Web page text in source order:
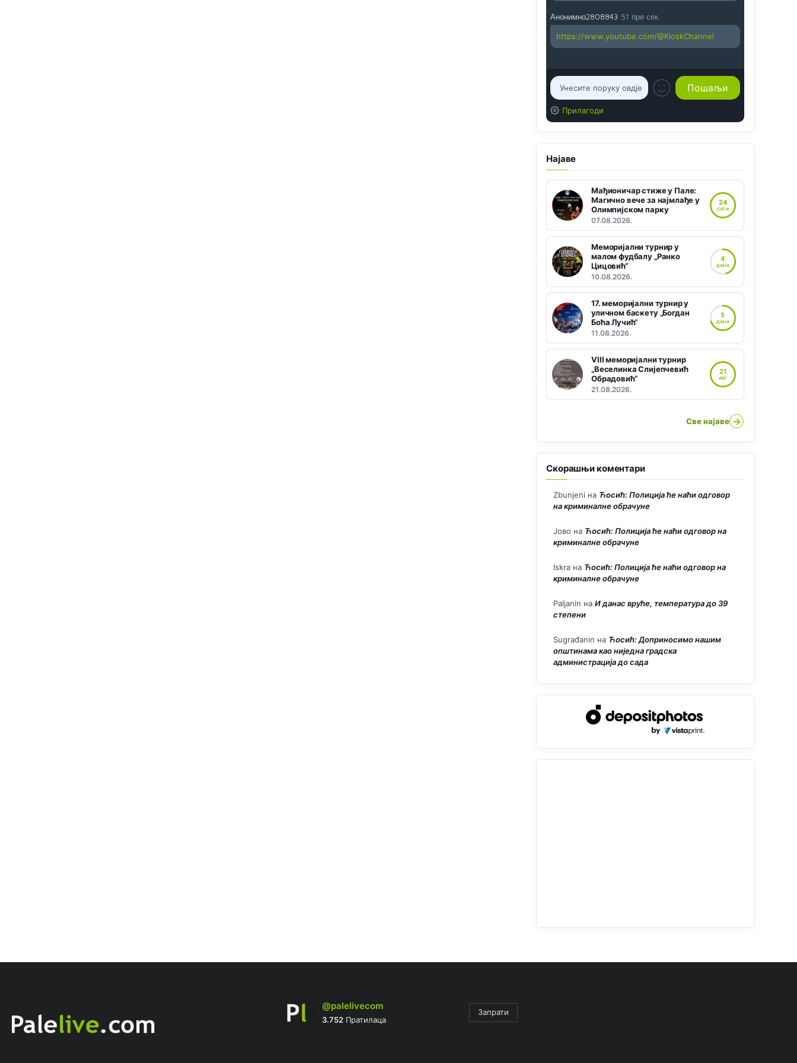
Анонимно2808843 51 пре сек.
https://www.youtube.com/@KioskChannel
Прилагоди
Најаве
Мађионичар стиже у Пале:
Магично вече за најмлађе у
Олимпијском парку
07.08.2026.
24
САТИ
Меморијални турнир у
малом фудбалу „Ранко
Цицовић“
10.08.2026.
4
ДАНА
17. меморијални турнир у
уличном баскету „Богдан
Боћа Лучић“
11.08.2026.
5
ДАНА
VIII меморијални турнир
„Веселинка Слијепчевић
Обрадовић“
21.08.2026.
21
АВГ
Све најаве →
Скорашњи коментари
Zbunjeni на Ћосић: Полиција ће наћи одговор
на криминалне обрачуне
Јово на Ћосић: Полиција ће наћи одговор на
криминалне обрачуне
Iskra на Ћосић: Полиција ће наћи одговор на
криминалне обрачуне
Paljanin на И данас вруће, температура до 39
степени
Sugrađanin на Ћосић: Доприносимо нашим
општинама као ниједна градска
администрација до сада
@palelivecom
3.752Пратилаца
Запрати